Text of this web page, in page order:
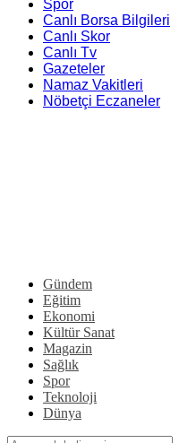
Spor
Canlı Borsa Bilgileri
Canlı Skor
Canlı Tv
Gazeteler
Namaz Vakitleri
Nöbetçi Eczaneler
Gündem
Eğitim
Ekonomi
Kültür Sanat
Magazin
Sağlık
Spor
Teknoloji
Dünya